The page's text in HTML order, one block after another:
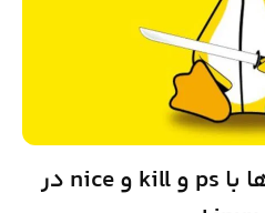
نحوه مدیریت فرایندها با ps و kill و nice در